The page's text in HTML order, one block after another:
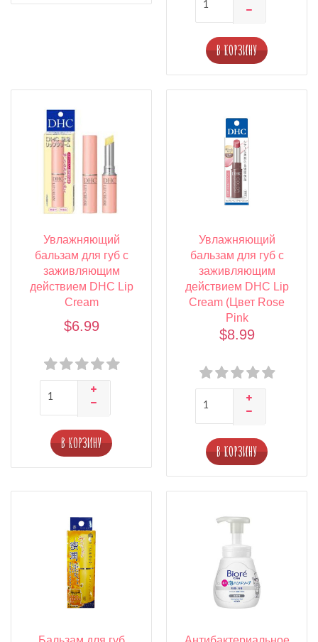
В КОРЗИНУ
Увлажняющий
бальзам для губ с
заживляющим
действием DHC Lip
Cream
$6.99
В КОРЗИНУ
Увлажняющий
бальзам для губ с
заживляющим
действием DHC Lip
Cream (Цвет Rose
Pink
$8.99
В КОРЗИНУ